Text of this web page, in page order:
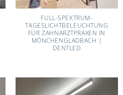
FULL-SPEKTRUM-
TAGESLICHTBELEUCHTUNG
FÜR ZAHNARZTPRAXEN IN
MÖNCHENGLADBACH |
DENTLED